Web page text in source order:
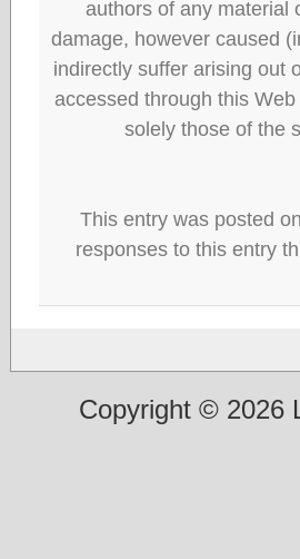
authors of any material
damage, however caused
indirectly suffer arising out
accessed through this
solely those of the
This entry was posted
responses to this entry
Copyright © 2026